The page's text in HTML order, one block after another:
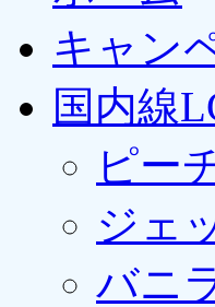
キャン
国内線
ピー
ジェ
バニ